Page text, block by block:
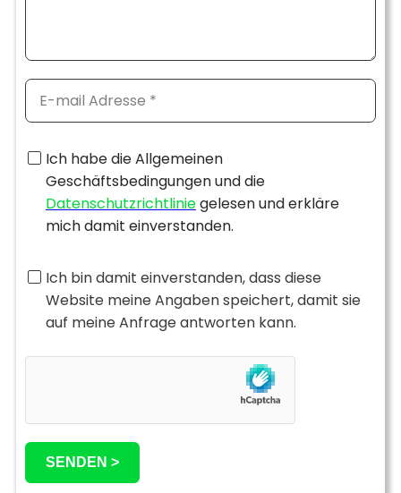
Ich habe die Allgemeinen
Geschäftsbedingungen und die
Datenschutzrichtliniegelesen und erkläre
mich damit einverstanden.
Ich bin damit einverstanden, dass diese
Website meine Angaben speichert, damit sie
auf meine Anfrage antworten kann.
SENDEN >